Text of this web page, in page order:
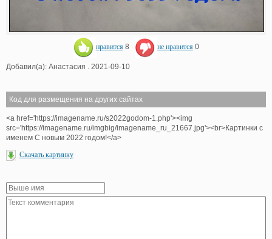
нравится 8 не нравится 0
Добавил(а): Анастасия . 2021-09-10
Код для размещения на других сайтах
<a href='https://imagename.ru/s2022godom-1.php'><img
src='https://imagename.ru/imgbig/imagename_ru_21667.jpg'><br>Картинки с
именем С новым 2022 годом!</a>
Скачать картинку